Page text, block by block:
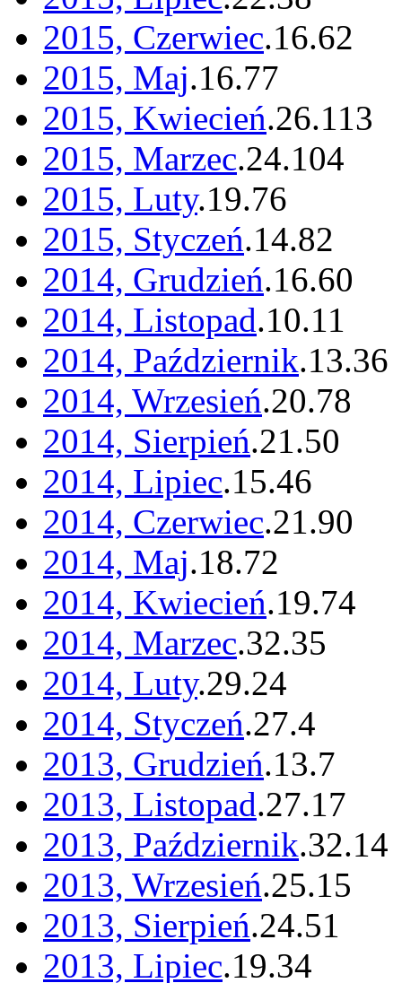
2015, Czerwiec.16.62
2015, Maj.16.77
2015, Kwiecień.26.113
2015, Marzec.24.104
2015, Luty.19.76
2015, Styczeń.14.82
2014, Grudzień.16.60
2014, Listopad.10.11
2014, Październik.13.36
2014, Wrzesień.20.78
2014, Sierpień.21.50
2014, Lipiec.15.46
2014, Czerwiec.21.90
2014, Maj.18.72
2014, Kwiecień.19.74
2014, Marzec.32.35
2014, Luty.29.24
2014, Styczeń.27.4
2013, Grudzień.13.7
2013, Listopad.27.17
2013, Październik.32.14
2013, Wrzesień.25.15
2013, Sierpień.24.51
2013, Lipiec.19.34